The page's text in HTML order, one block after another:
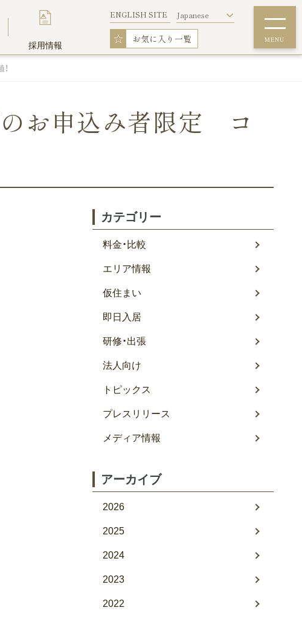
採用情報
MENU
ENGLISH SITE Japanese
☆ お気に入り一覧
ウイークリーマンションを初めてご利用の
のお申込み者限定 コ
カテゴリー
料金・比較
エリア情報
仮住まい
即日入居
研修・出張
法人向け
トピックス
プレスリリース
メディア情報
アーカイブ
2026
2025
2024
2023
2022